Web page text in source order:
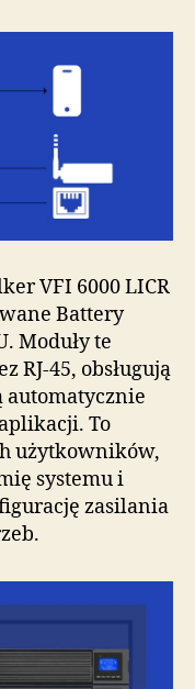
VFI 6000 LICR
Battery
Moduły te
RJ-45, obsługują
automatycznie
To
użytkowników,
systemu i
zasilania